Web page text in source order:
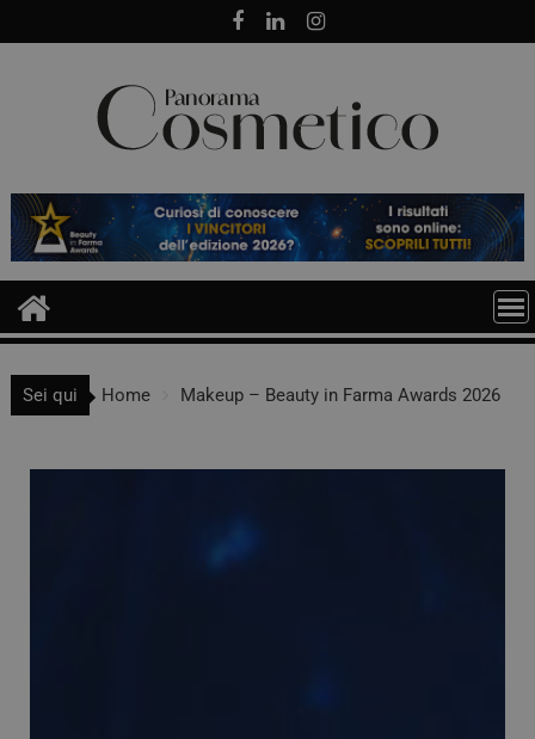
Sei qui Home Makeup – Beauty in Farma Awards 2026